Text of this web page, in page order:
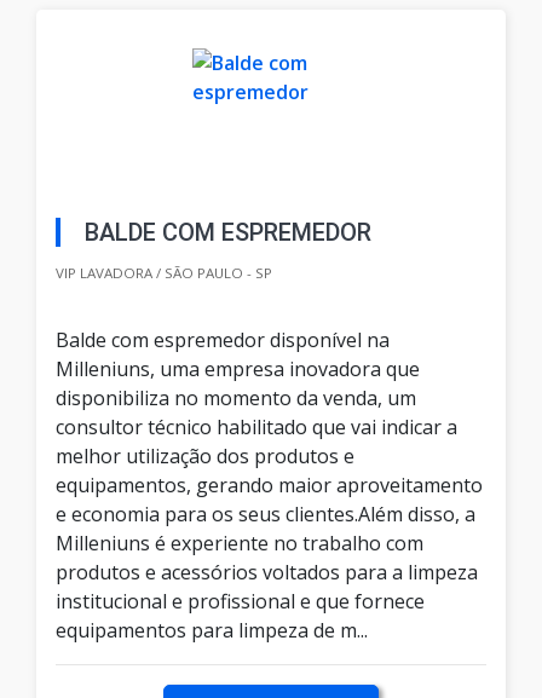
BALDE COM ESPREMEDOR
VIP LAVADORA / SÃO PAULO - SP
Balde com espremedor disponível na
Milleniuns, uma empresa inovadora que
disponibiliza no momento da venda, um
consultor técnico habilitado que vai indicar a
melhor utilização dos produtos e
equipamentos, gerando maior aproveitamento
e economia para os seus clientes.Além disso, a
Milleniuns é experiente no trabalho com
produtos e acessórios voltados para a limpeza
institucional e profissional e que fornece
equipamentos para limpeza de m...